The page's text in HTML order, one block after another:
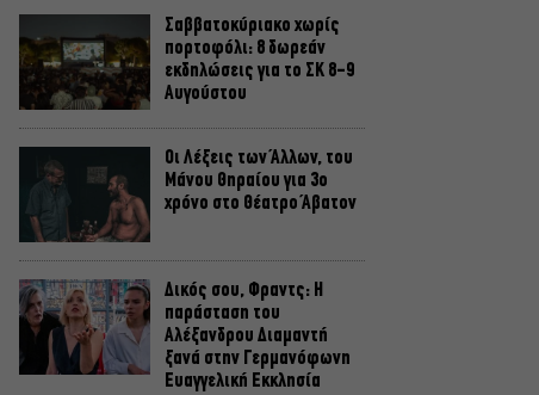
Σαββατοκύριακο χωρίς
πορτοφόλι: 8 δωρεάν
εκδηλώσεις για το ΣΚ 8-9
Αυγούστου
Οι Λέξεις των Άλλων, του
Μάνου Θηραίου για 3ο
χρόνο στο Θέατρο Άβατον
Δικός σου, Φραντς: Η
παράσταση του
Αλέξανδρου Διαμαντή
ξανά στην Γερμανόφωνη
Ευαγγελική Εκκλησία